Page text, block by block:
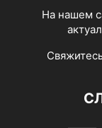
На нашем